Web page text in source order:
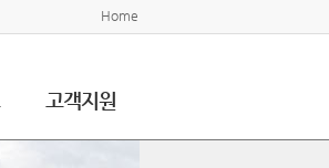
Home
고객지원